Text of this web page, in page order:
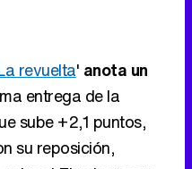
Clubesle otorga a